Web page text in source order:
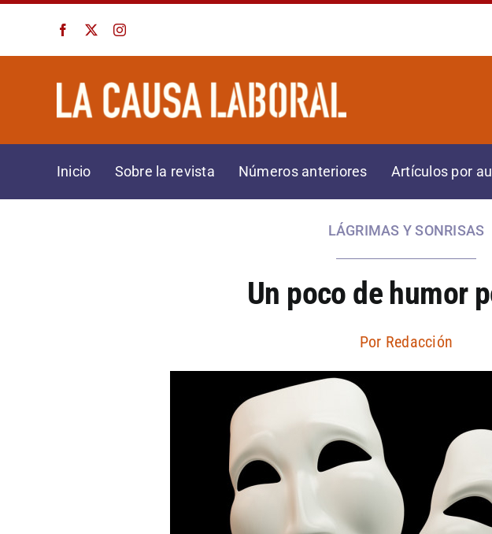
contenido
Inicio Sobre la revista Números anteriores Artículos por
LÁGRIMAS Y SONRISAS
Un poco de humor
Por Redacción